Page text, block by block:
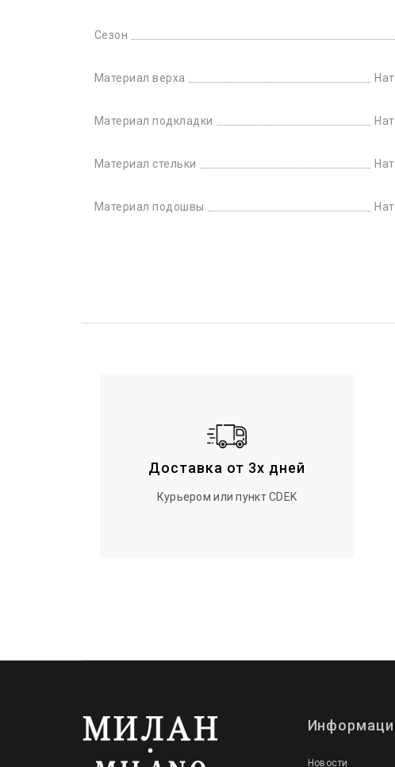
Сезон
Материал верха
Материал подкладки
Материал стельки
Материал подошвы
Доставка от 3х дней
Курьером или пункт CDEK
Новости